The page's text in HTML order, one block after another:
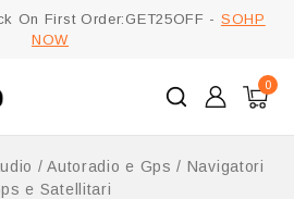
On First Order:GET25OFF - SOHP
NOW
0
/ Autoradio e Gps / Navigatori
e Satellitari